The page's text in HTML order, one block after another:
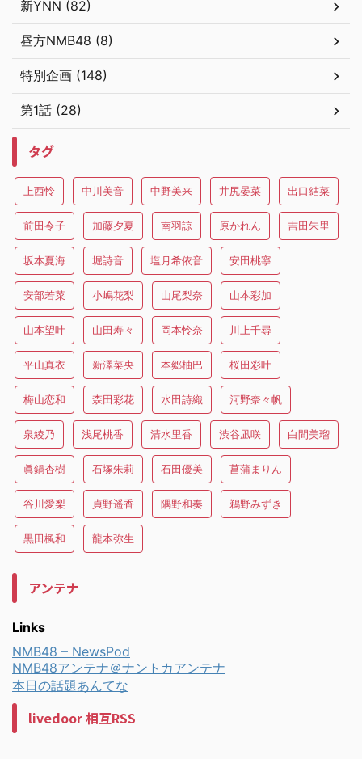
新YNN (82)
昼方NMB48 (8)
特別企画 (148)
第1話 (28)
タグ
上西怜 中川美音 中野美来 井尻晏菜 出口結菜
前田令子 加藤夕夏 南羽諒 原かれん 吉田朱里
坂本夏海 堀詩音 塩月希依音 安田桃寧
安部若菜 小嶋花梨 山尾梨奈 山本彩加
山本望叶 山田寿々 岡本怜奈 川上千尋
平山真衣 新澤菜央 本郷柚巴 桜田彩叶
梅山恋和 森田彩花 水田詩織 河野奈々帆
泉綾乃 浅尾桃香 清水里香 渋谷凪咲 白間美瑠
眞鍋杏樹 石塚朱莉 石田優美 菖蒲まりん
谷川愛梨 貞野遥香 隅野和奏 鵜野みずき
黒田楓和 龍本弥生
アンテナ
Links
NMB48 – NewsPod
NMB48アンテナ＠ナントカアンテナ
本日の話題あんてな
livedoor 相互RSS